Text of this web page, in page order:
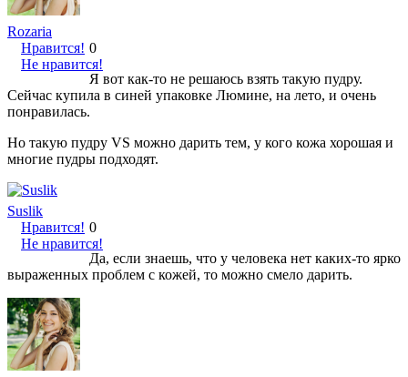
Rozaria
Нравится!
Не нравится!
0
Я вот как-то не решаюсь взять такую пудру.
Сейчас купила в синей упаковке Люмине, на лето, и очень
понравилась.
Но такую пудру VS можно дарить тем, у кого кожа хорошая и
многие пудры подходят.
Suslik
Нравится!
Не нравится!
0
Да, если знаешь, что у человека нет каких-то ярко
выраженных проблем с кожей, то можно смело дарить.